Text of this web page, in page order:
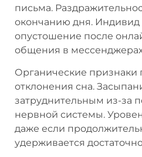
письма.
окончанию дня. Индивид
опустошение после
общения в
Органические признаки
отклонения сна.
затруднительным из-за
нервной системы.
даже если
удерживается